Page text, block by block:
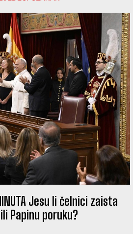
Jesu li čelnici zaista
Papinu poruku?